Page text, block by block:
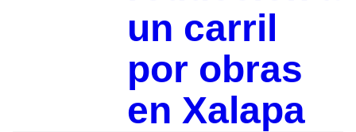
un carril
por obras
en Xalapa